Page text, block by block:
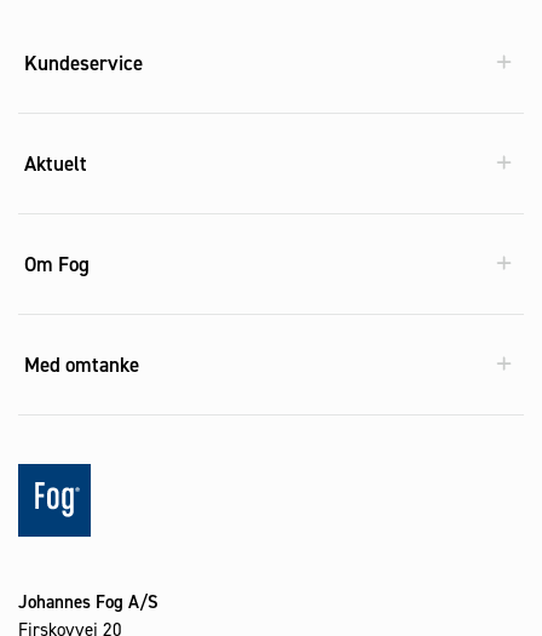
Kundeservice
Aktuelt
Om Fog
Med omtanke
Johannes Fog A/S
Firskovvej 20